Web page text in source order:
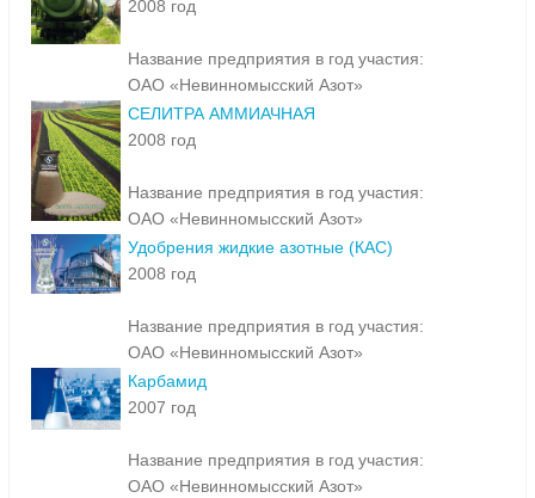
2008 год
Название предприятия в год участия:
ОАО «Невинномысский Азот»
СЕЛИТРА АММИАЧНАЯ
2008 год
Название предприятия в год участия:
ОАО «Невинномысский Азот»
Удобрения жидкие азотные (КАС)
2008 год
Название предприятия в год участия:
ОАО «Невинномысский Азот»
Карбамид
2007 год
Название предприятия в год участия:
ОАО «Невинномысский Азот»